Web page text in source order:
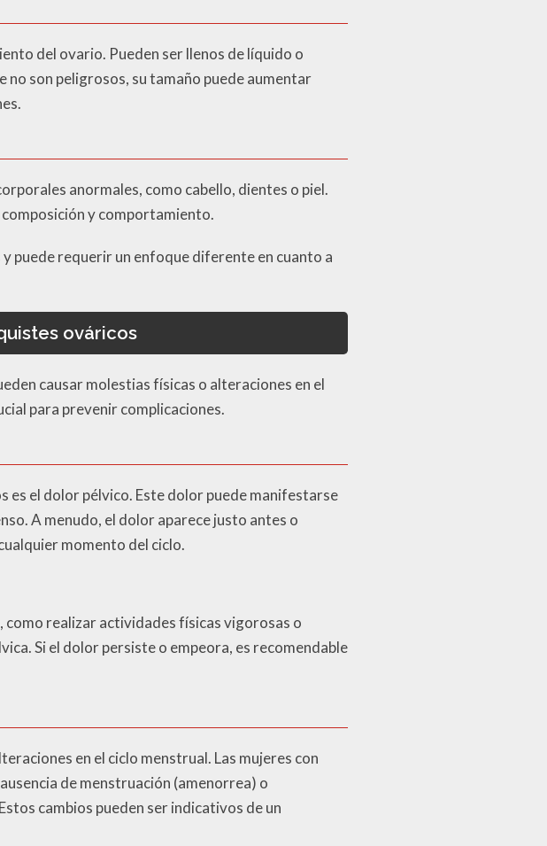
del ovario. Pueden ser llenos de líquido o
son peligrosos, su tamaño puede aumentar
anormales, como cabello, dientes o piel.
y comportamiento.
puede requerir un enfoque diferente en cuanto a
ováricos
causar molestias físicas o alteraciones en el
para prevenir complicaciones.
es el dolor pélvico. Este dolor puede manifestarse
A menudo, el dolor aparece justo antes o
momento del ciclo.
realizar actividades físicas vigorosas o
Si el dolor persiste o empeora, es recomendable
en el ciclo menstrual. Las mujeres con
de menstruación (amenorrea) o
cambios pueden ser indicativos de un